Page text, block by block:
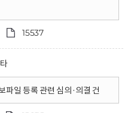
15537
파일 등록 관련 심의·의결 건